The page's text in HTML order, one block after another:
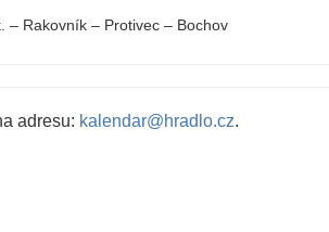
– Rakovník – Protivec – Bochov
adresu: kalendar@hradlo.cz.